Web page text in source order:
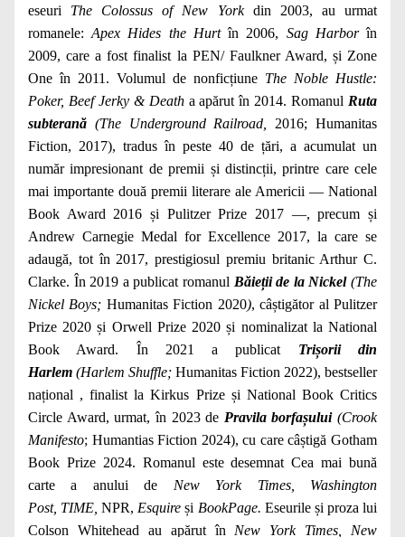
eseuri The Colossus of New Yorkdin 2003, au urmat
romanele:Apex Hides the Hurtîn 2006, Sag Harborîn
2009, care a fost finalist la PEN/ Faulkner Award, și Zone
One în 2011. Volumul de nonficțiune The Noble Hustle:
Poker, Beef Jerky & Deatha apărut în 2014. Romanul Ruta
subterană (The Underground Railroad,
2016; Humanitas
Fiction, 2017), tradus în peste 40 de țări, a acumulat un
număr impresionant de premii și distincții, printre care cele
mai importante două premii literare ale Americii — National
Book Award 2016 și Pulitzer Prize 2017 —, precum și
Andrew Carnegie Medal for Excellence 2017, la care se
adaugă, tot în 2017, prestigiosul premiu britanic Arthur C.
Clarke. În 2019 a publicat romanul Băieții de la Nickel (The
Nickel Boys; Humanitas Fiction 2020), câștigător al Pulitzer
Prize 2020 și Orwell Prize 2020 și nominalizat la National
Book Award. În 2021 a publicat Trișorii din
Harlem (Harlem Shuffle; Humanitas Fiction 2022), bestseller
național , finalist la Kirkus Prize și National Book Critics
Circle Award, urmat, în 2023 de Pravila borfașului(Crook
Manifesto; Humantias Fiction 2024), cu care câștigă Gotham
Book Prize 2024. Romanul este desemnat Cea mai bună
carte a anului de New York Times, Washington
Post, TIME,NPR, Esquire și BookPage. Eseurile și proza lui
Colson Whitehead au apărut în New York Times, New